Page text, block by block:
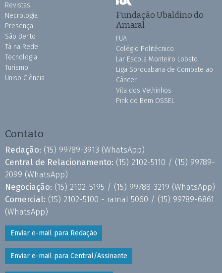
Revistas
Necrologia
Presença
São Bento
Tá na Rede
Tecnologia
Turismo
Uniso Ciência
Fundação Ubaldino do
Amaral
FUA
Colégio Politécnico
Lar Escola Monteiro Lobato
Liga Sorocabana de Combate ao
Câncer
Vila dos Velhinhos
Pink do Bem OSSEL
Contato
Redação: (15) 99789-3913 (WhatsApp)
Central de Relacionamento: (15) 2102-5110 / (15) 99789-
2099 (WhatsApp)
Negociação: (15) 2102-5195 / (15) 99788-3219 (WhatsApp)
Comercial: (15) 2102-5100 - ramal 5060 / (15) 99789-6861
(WhatsApp)
Enviar e-mail para Redação
Enviar e-mail para Central/Assinante